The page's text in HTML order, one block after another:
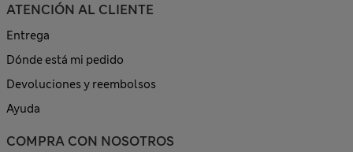
ATENCIÓN AL CLIENTE
Entrega
Dónde está mi pedido
Devoluciones y reembolsos
Ayuda
COMPRA CON NOSOTROS